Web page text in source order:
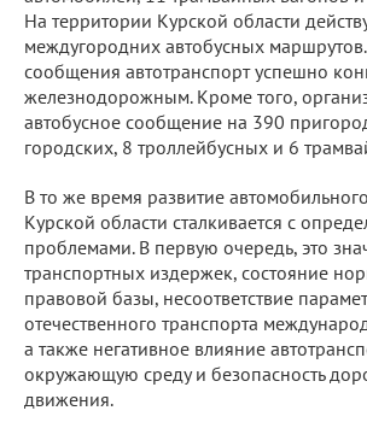
На территории Курской области
междугородних автобусных
сообщения автотранспорт успешно
железнодорожным. Кроме того,
автобусное сообщение на 390
городских, 8 троллейбусных и 6
В то же время развитие
Курской области сталкивается с
проблемами. В первую очередь, это
транспортных издержек, состояние
правовой базы, несоответствие
отечественного транспорта
а также негативное влияние
окружающую среду и безопасность
движения.